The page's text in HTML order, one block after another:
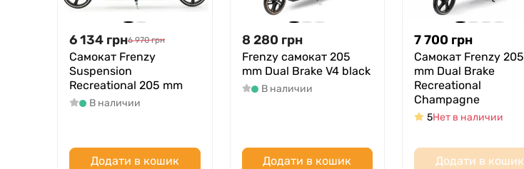
6 134 грн6 970 грн
Самокат Frenzy
Suspension
Recreational 205 mm
В наличии
Додати в кошик
8 280 грн
Frenzy самокат 205
mm Dual Brake V4 black
В наличии
Додати в кошик
7 700 грн
Самокат Frenzy 205
mm Dual Brake
Recreational
Сhampagne
5Нет в наличии
Додати в кошик